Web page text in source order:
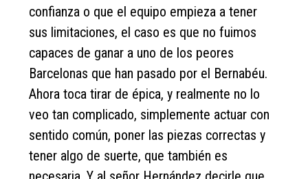
confianza o que el equipo empieza a tener
sus limitaciones, el caso es que no fuimos
capaces de ganar a uno de los peores
Barcelonas que han pasado por el Bernabéu.
Ahora toca tirar de épica, y realmente no lo
veo tan complicado, simplemente actuar con
sentido común, poner las piezas correctas y
tener algo de suerte, que también es